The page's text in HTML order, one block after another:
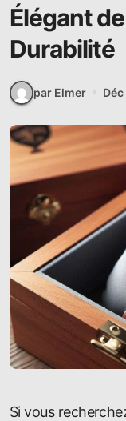
Élégant
Durabilité
par Elmer
Si vous recherchez une montre à la fois élégante et